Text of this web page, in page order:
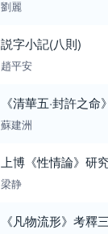
劉麗
説字小記(八則)
趙平安
《清華五·封許之命
蘇建洲
上博《性情論》研
梁静
《凡物流形》考釋